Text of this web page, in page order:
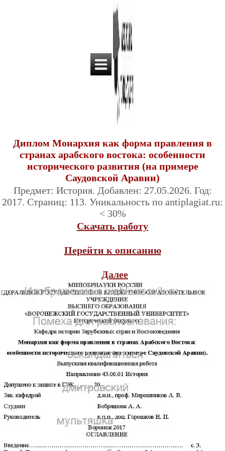
Диплом Монархия как форма правления в
странах арабского востока: особенности
исторического развития (на примере
Саудовской Аравии)
Предмет: История. Добавлен: 27.05.2026. Год:
2017. Страниц: 113. Уникальность по antiplagiat.ru:
< 30%
Скачать работу
Перейти к описанию
Далее